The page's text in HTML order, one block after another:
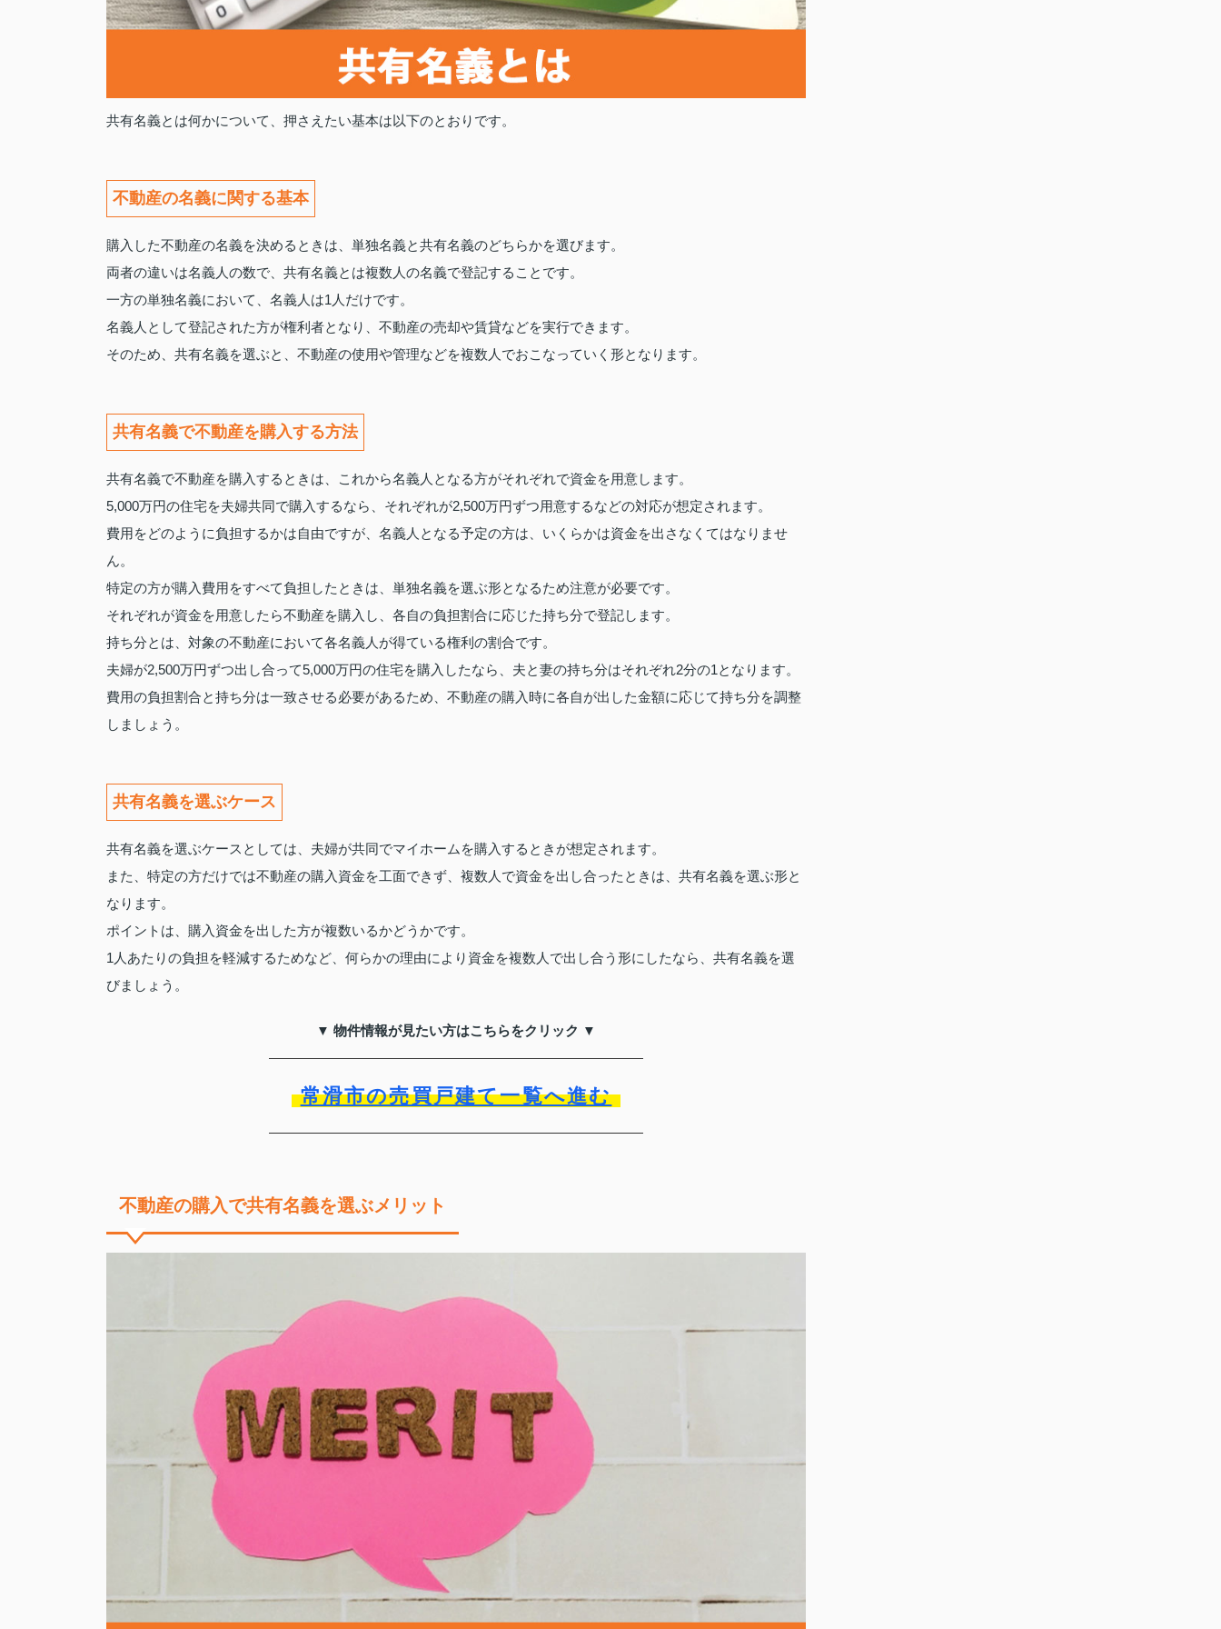
共有名義とは何かについて、押さえたい基本は以下のとおりです。
不動産の名義に関する基本
購入した不動産の名義を決めるときは、単独名義と共有名義のどちらかを選びます。
両者の違いは名義人の数で、共有名義とは複数人の名義で登記することです。
一方の単独名義において、名義人は1人だけです。
名義人として登記された方が権利者となり、不動産の売却や賃貸などを実行できます。
そのため、共有名義を選ぶと、不動産の使用や管理などを複数人でおこなっていく形となります。
共有名義で不動産を購入する方法
共有名義で不動産を購入するときは、これから名義人となる方がそれぞれで資金を用意します。
5,000万円の住宅を夫婦共同で購入するなら、それぞれが2,500万円ずつ用意するなどの対応が想定されます。
費用をどのように負担するかは自由ですが、名義人となる予定の方は、いくらかは資金を出さなくてはなりませ
ん。
特定の方が購入費用をすべて負担したときは、単独名義を選ぶ形となるため注意が必要です。
それぞれが資金を用意したら不動産を購入し、各自の負担割合に応じた持ち分で登記します。
持ち分とは、対象の不動産において各名義人が得ている権利の割合です。
夫婦が2,500万円ずつ出し合って5,000万円の住宅を購入したなら、夫と妻の持ち分はそれぞれ2分の1となります。
費用の負担割合と持ち分は一致させる必要があるため、不動産の購入時に各自が出した金額に応じて持ち分を調整
しましょう。
共有名義を選ぶケース
共有名義を選ぶケースとしては、夫婦が共同でマイホームを購入するときが想定されます。
また、特定の方だけでは不動産の購入資金を工面できず、複数人で資金を出し合ったときは、共有名義を選ぶ形と
なります。
ポイントは、購入資金を出した方が複数いるかどうかです。
1人あたりの負担を軽減するためなど、何らかの理由により資金を複数人で出し合う形にしたなら、共有名義を選
びましょう。
▼ 物件情報が見たい方はこちらをクリック ▼
常滑市の売買戸建て一覧へ進む
不動産の購入で共有名義を選ぶメリット